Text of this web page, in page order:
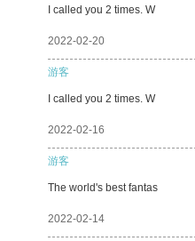
I called you 2 times. W
2022-02-20
游客
I called you 2 times. W
2022-02-16
游客
The world's best fantas
2022-02-14